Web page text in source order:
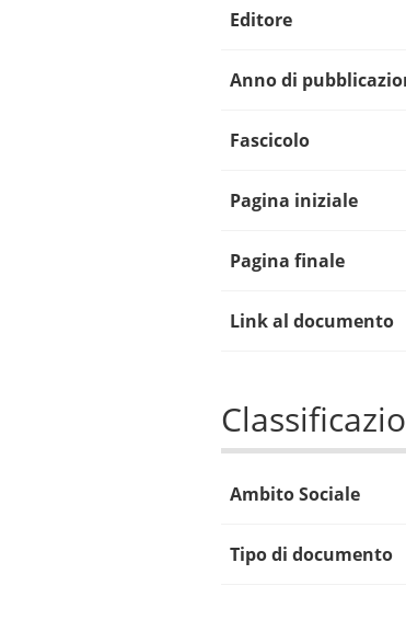
Editore
Anno di
Fascicolo
Pagina iniziale
Pagina finale
Link al documento
Ambito Sociale
Tipo di documento